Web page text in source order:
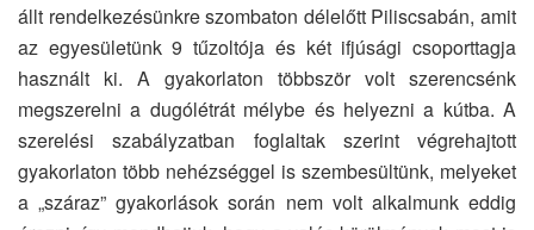
állt rendelkezésünkre szombaton délelőtt Piliscsabán, amit
az egyesületünk 9 tűzoltója és két ifjúsági csoporttagja
használt ki. A gyakorlaton többször volt szerencsénk
megszerelni a dugólétrát mélybe és helyezni a kútba. A
szerelési szabályzatban foglaltak szerint végrehajtott
gyakorlaton több nehézséggel is szembesültünk, melyeket
a „száraz” gyakorlások során nem volt alkalmunk eddig